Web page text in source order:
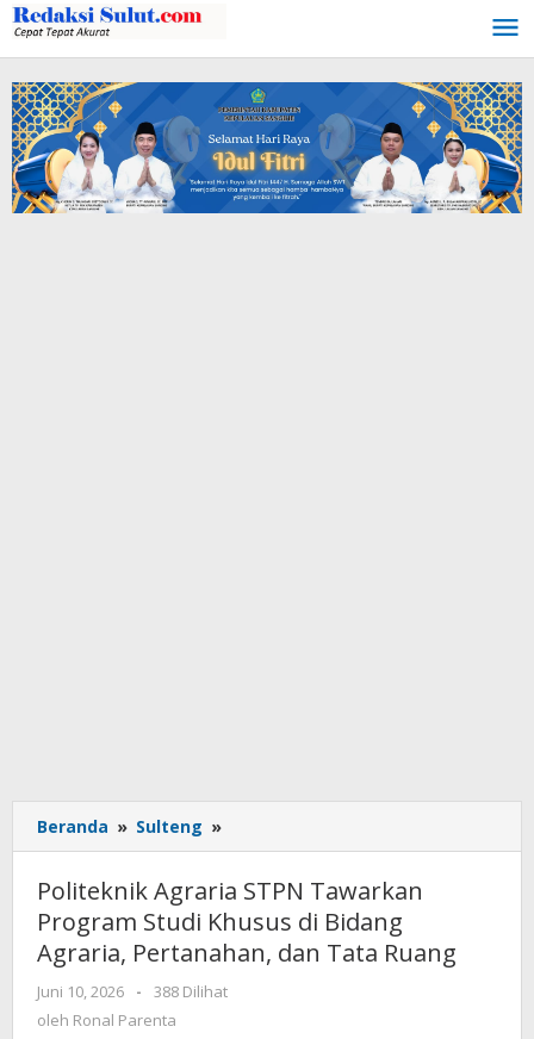
Lewati
ke
konten
Beranda » Sulteng »
Agraria
Tawarkan
Program
Studi
di
Politeknik Agraria STPN Tawarkan
Program Studi Khusus di Bidang
Agraria, Pertanahan, dan Tata Ruang
Juni 10, 2026
oleh
Ronal
-
388 Dilihat
oleh Ronal Parenta